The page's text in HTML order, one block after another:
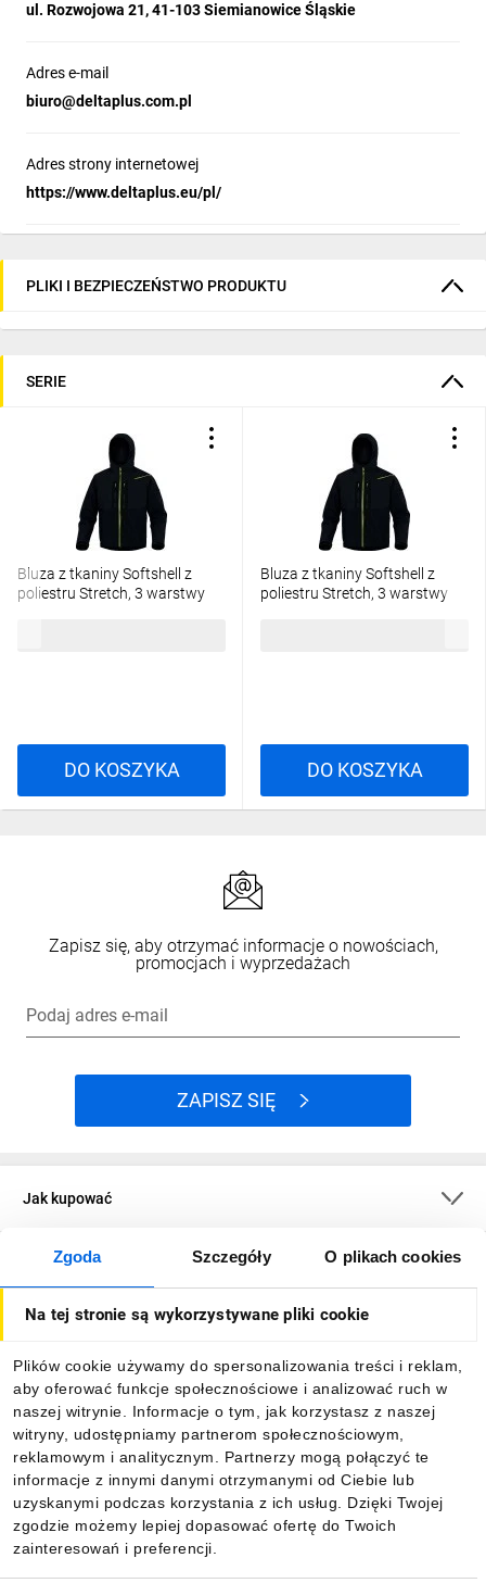
Zgoda Szczegóły O plikach cookies
Na tej stronie są wykorzystywane pliki cookie
Plików cookie używamy do spersonalizowania treści i reklam,
aby oferować funkcje społecznościowe i analizować ruch w
naszej witrynie. Informacje o tym, jak korzystasz z naszej
witryny, udostępniamy partnerom społecznościowym,
reklamowym i analitycznym. Partnerzy mogą połączyć te
informacje z innymi danymi otrzymanymi od Ciebie lub
uzyskanymi podczas korzystania z ich usług. Dzięki Twojej
zgodzie możemy lepiej dopasować ofertę do Twoich
zainteresowań i preferencji.
ul. Rozwojowa 21, 41-103 Siemianowice Śląskie
Adres e-mail
biuro@deltaplus.com.pl
Adres strony internetowej
https://www.deltaplus.eu/pl/
PLIKI I BEZPIECZEŃSTWO PRODUKTU
SERIE
Bluza z tkaniny Softshell z
poliestru Stretch, 3 warstwy
DO KOSZYKA
Bluza z tkaniny Softshell z
poliestru Stretch, 3 warstwy
DO KOSZYKA
Zapisz się, aby otrzymać informacje o nowościach,
promocjach i wyprzedażach
Podaj adres e-mail
ZAPISZ SIĘ
Jak kupować
O firmie
Informacje
Pobierz naszą aplikację mobilną: